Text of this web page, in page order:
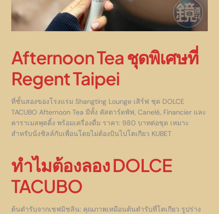
Afternoon Tea ชุดพิเศษที่
Regent Taipei
ที่ชั้นสองของโรงแรม Shangting Lounge เสิร์ฟ ชุด DOLCE
TACUBO Afternoon Tea มีทั้ง คัสตาร์ดพัฟ, Canelé, Financier และ
คาราเมลพุดดิ้ง พร้อมเครื่องดื่ม ราคา: 980 บาทต่อชุด เหมาะ
สำหรับนั่งชิลล์กับเพื่อนโดยไม่ต้องบินไปโตเกียว KUBET
ทำไมต้องลอง DOLCE
TACUBO
ต้นตำรับจากเชฟมิชลิน: คุณภาพเหมือนต้นตำรับที่โตเกียว รูปร่าง